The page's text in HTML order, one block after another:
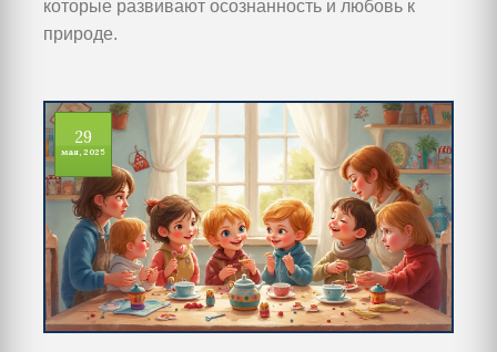
которые развивают осознанность и любовь к
природе.
29
мая, 2025